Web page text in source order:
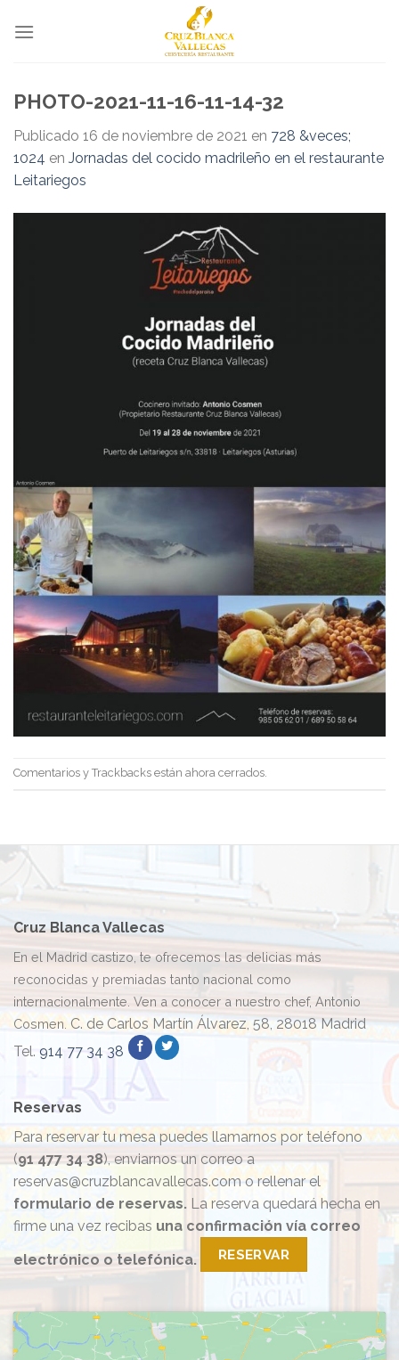
PHOTO-2021-11-16-11-14-32
Publicado 16 de noviembre de 2021 en 728 &veces;
1024 en Jornadas del cocido madrileño en el restaurante
Leitariegos
Comentarios y Trackbacks están ahora cerrados.
Cruz Blanca Vallecas
En el Madrid castizo, te ofrecemos las delicias más
reconocidas y premiadas tanto nacional como
internacionalmente. Ven a conocer a nuestro chef, Antonio
Cosmen. C. de Carlos Martín Álvarez, 58, 28018 Madrid
Tel. 914 77 34 38
Reservas
Para reservar tu mesa puedes llamarnos por teléfono
(91 477 34 38), enviarnos un correo a
reservas@cruzblancavallecas.com o rellenar el
formulario de reservas. La reserva quedará hecha en
firme una vez recibas una confirmación vía correo
electrónico o telefónica. RESERVAR